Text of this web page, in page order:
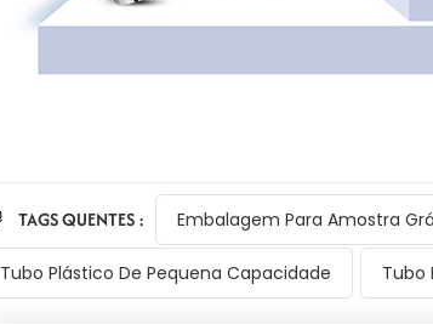
TAGS QUENTES : Embalagem Para Amostra
Tubo Plástico De Pequena Capacidade Tubo